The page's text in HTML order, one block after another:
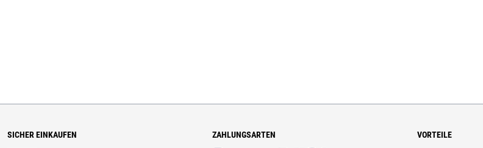
SICHER EINKAUFEN ZAHLUNGSARTEN VORTEILE